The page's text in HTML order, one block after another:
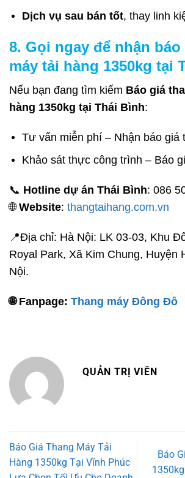
Dịch vụ sau bán tốt, thay linh
8. Gọi ngay để nhận
máy tải hàng 1350kg tại
Nếu bạn đang tìm kiếm Báo giá
hàng 1350kg tại Thái Bình:
Tư vấn miễn phí – Nhận báo giá
Khảo sát thực công trình – Báo
📞 Hotline dự án Thái Bình: 086
🌐Website: thangtaihang.com.vn
📍Địa chỉ: Hà Nội: LK 03-03, Khu
Royal Park, Xã Kim Chung, Huyện
Nội.
🌐 Fanpage: Thang máy Đông Đô
QUẢN TRỊ VIÊN
Báo Giá Thang Máy Tải
Hàng 1350kg Tại Vĩnh Phúc
Báo